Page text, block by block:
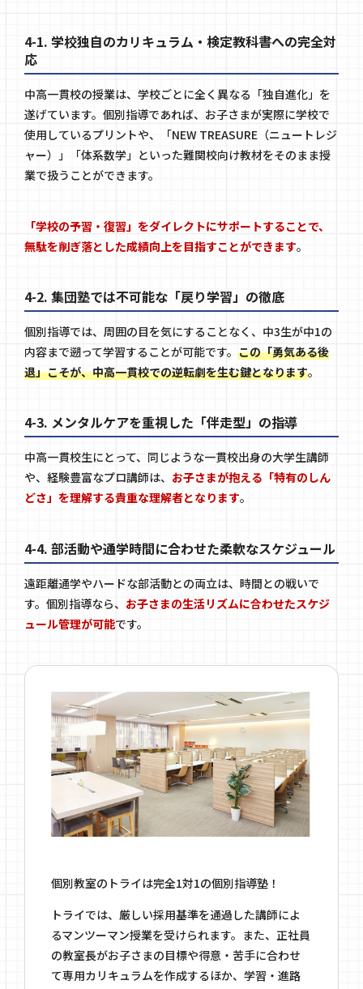
4-1. 学校独自のカリキュラム・検定教科書への完全対
応
中高一貫校の授業は、学校ごとに全く異なる「独自進化」を
遂げています。個別指導であれば、お子さまが実際に学校で
使用しているプリントや、「NEW TREASURE（ニュートレジ
ャー）」「体系数学」といった難関校向け教材をそのまま授
業で扱うことができます。
「学校の予習・復習」をダイレクトにサポートすることで、
無駄を削ぎ落とした成績向上を目指すことができます。
4-2. 集団塾では不可能な「戻り学習」の徹底
個別指導では、周囲の目を気にすることなく、中3生が中1の
内容まで遡って学習することが可能です。 この「勇気ある後
退」こそが、中高一貫校での逆転劇を生む鍵となります。
4-3. メンタルケアを重視した「伴走型」の指導
中高一貫校生にとって、同じような一貫校出身の大学生講師
や、経験豊富なプロ講師は、 お子さまが抱える「特有のしん
どさ」を理解する貴重な理解者となります。
4-4. 部活動や通学時間に合わせた柔軟なスケジュール
遠距離通学やハードな部活動との両立は、時間との戦いで
す。個別指導なら、 お子さまの生活リズムに合わせたスケジ
ュール管理が可能です。
個別教室のトライは完全1対1の個別指導塾！
トライでは、厳しい採用基準を通過した講師によ
るマンツーマン授業を受けられます。また、正社員
の教室長がお子さまの目標や得意・苦手に合わせ
て専用カリキュラムを作成するほか、学習・進路